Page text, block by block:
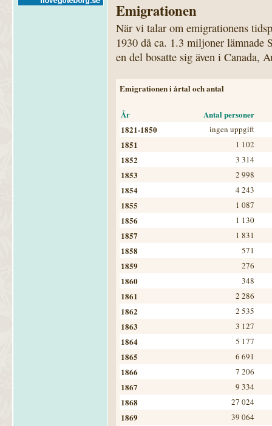
Emigrationen
När vi talar om emigrationens
1930 då ca. 1.3 miljoner
en del bosatte sig även i Canada,
Emigrationen i årtal och antal
År
Antal personer
1821-1850
ingen uppgift
1851 1 102
1852 3 314
1853 2 998
1854 4 243
1855 1 087
1856 1 130
1857 1 831
1858 571
1859 276
1860 348
1861 2 286
1862 2 535
1863 3 127
1864 5 177
1865 6 691
1866 7 206
1867 9 334
1868 27 024
1869 39 064